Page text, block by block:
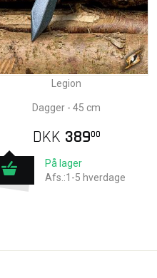
Legion
Dagger - 45 cm
DKK 38900
På lager
Afs.:1-5 hverdage